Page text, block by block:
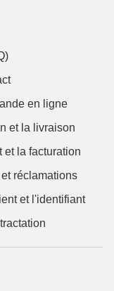
en ligne
et la livraison
et la facturation
réclamations
et l'identifiant